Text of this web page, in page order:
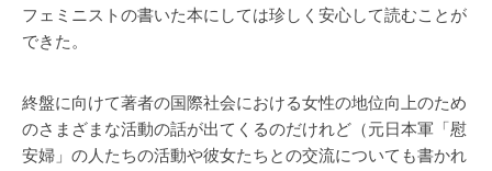
フェミニストの書いた本にしては珍しく安心して読むことが
できた。
終盤に向けて著者の国際社会における女性の地位向上のため
のさまざまな活動の話が出てくるのだけれど（元日本軍「慰
安婦」の人たちの活動や彼女たちとの交流についても書かれ